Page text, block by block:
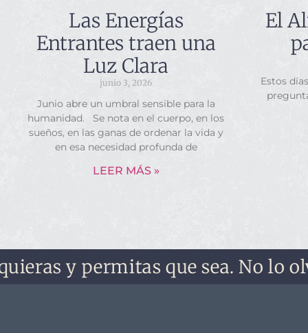
Las Energías
Entrantes traen una
Luz Clara
junio 3, 2026
Junio abre un umbral sensible para la
humanidad. Se nota en el cuerpo, en los
sueños, en las ganas de ordenar la vida y
en esa necesidad profunda de
LEER MÁS »
El
Estos
y permitas que sea. No lo